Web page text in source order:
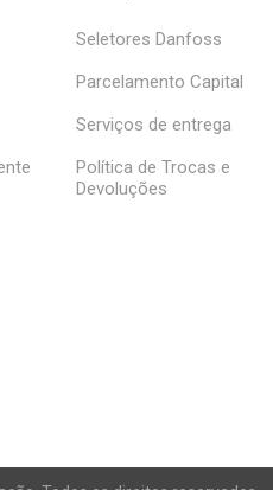
Seletores Danfoss
Parcelamento Capital
Serviços de entrega
Política de Trocas e
Devoluções